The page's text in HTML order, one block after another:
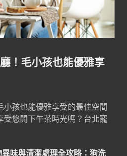
！毛小孩也能優雅享
小孩也能優雅享受的最佳空間
受悠閒下午茶時光嗎？台北寵
異味與清潔處理全攻略：狗洗